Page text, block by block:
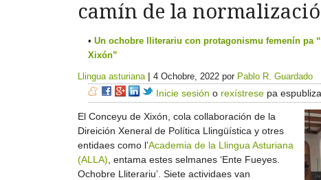
camín de la
Un ochobre lliterariu con protagonismu femenín pa
Xixón”
Llingua asturiana | 4 Ochobre, 2022 por Pablo R. Guardado
Inicie sesión o rexístrese pa
El Conceyu de Xixón, cola collaboración de la
Direición Xeneral de Política Llingüística y otres
entidaes como l’Academia de la Llingua Asturiana
(ALLA) , entama estes selmanes ‘Ente Fueyes.
Ochobre Lliterariu’. Siete actividaes van